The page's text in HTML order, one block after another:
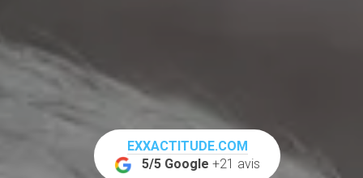
EXXACTITUDE.COM
5/5 Google +21 avis